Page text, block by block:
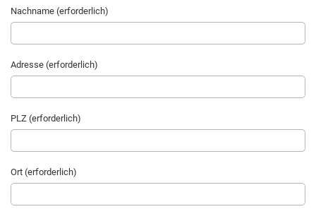
Nachname (erforderlich)
Adresse (erforderlich)
PLZ (erforderlich)
Ort (erforderlich)